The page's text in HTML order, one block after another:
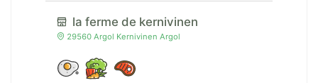
la ferme de kernivinen
29560 Argol Kernivinen Argol